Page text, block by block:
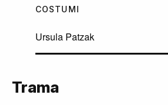
COSTUMI
Ursula Patzak
Trama